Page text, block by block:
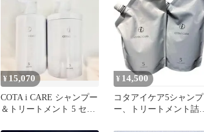
¥ 15,070
COTA i CARE シャンプー
＆トリートメント 5 セッ
¥ 14,500
コタアイケア5シャンプ
ー、トリートメント詰め